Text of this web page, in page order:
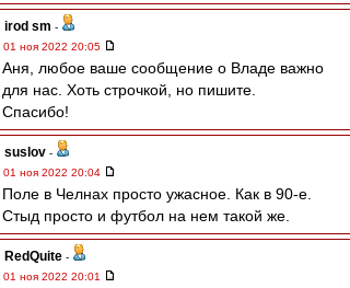
irod sm -
01 ноя 2022 20:05
Аня, любое ваше сообщение о Владе важно
для нас. Хоть строчкой, но пишите.
Спасибо!
suslov -
01 ноя 2022 20:04
Поле в Челнах просто ужасное. Как в 90-е.
Стыд просто и футбол на нем такой же.
RedQuite -
01 ноя 2022 20:01